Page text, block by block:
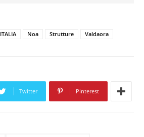
ITALIA Noa Strutture Valdaora
Twitter Pinterest